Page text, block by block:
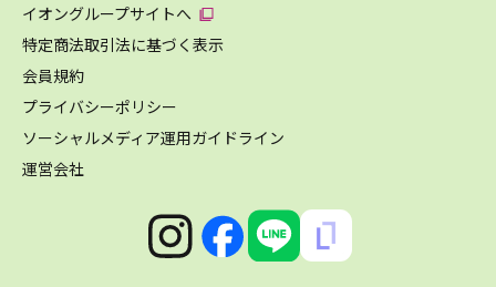
イオングループサイトへ
特定商法取引法に基づく表示
会員規約
プライバシーポリシー
ソーシャルメディア運用ガイドライン
運営会社